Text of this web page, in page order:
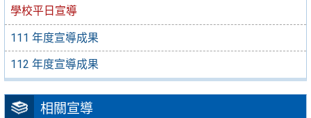
學校平日宣導
111 年度宣導成果
112 年度宣導成果
相關宣導